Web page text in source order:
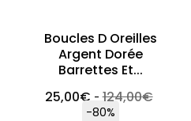
Boucles D Oreilles
Argent Dorée
Barrettes Et...
25,00€ -124,00€
-80%